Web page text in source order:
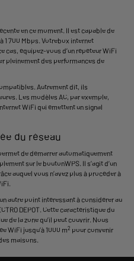
en ce moment. Il est capable de
1 700 Mbps. Votrebox internet
cas, équipez-vous d’un répéteur WiFi
pleinement des performances de
Autrement dit, ils
Les modèles AC, par exemple,
WiFi qui émettent un signal
du réseau
de démarrer automatiquement
sur le boutonWPS. Il s’agit d’un
auquel vous n’avez plus à procéder à
autre point intéressant à considérer au
DEPOT. Cette caractéristique du
de la zone qu’il peut couvrir. Nous
WiFi jusqu’à 1000 m2 pour convenir
maisons.